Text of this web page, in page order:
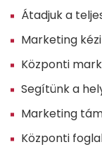
Átadjuk a
Marketing
Központi
Segítünk a
Marketing
Központi